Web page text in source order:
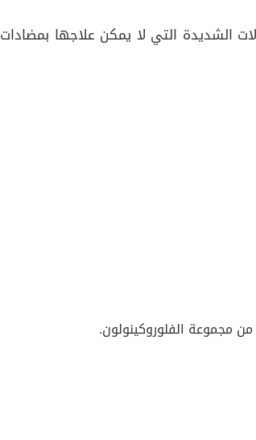
دون 18 عامًا إلا في الحالات الشديدة التي لا يمكن علاجها بمضادات
مجموعة الفلوروكينولون.